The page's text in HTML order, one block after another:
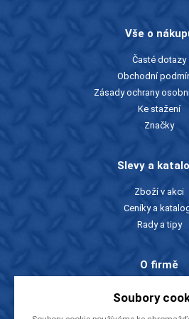
Vše o
Časté dotazy
Obchodní
Zásady ochrany
Ke stažení
Značky
Slevy a
Zboží v akci
Ceníky a
Rady a tipy
O firmě
Kontakty
Soubory